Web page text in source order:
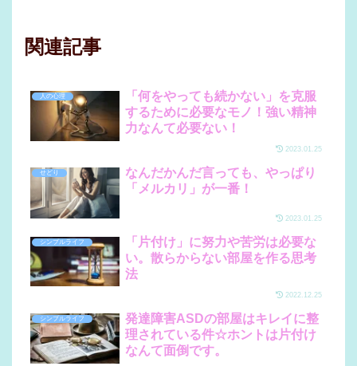
関連記事
人の心理
「何をやっても続かない」を克服
するために必要なモノ！強い精神
力なんて必要ない！
2023.01.25
せどり
なんだかんだ言っても、やっぱり
「メルカリ」が一番！
2023.01.25
シンプルライフ
「片付け」に努力や苦労は必要な
い。散らからない部屋を作る思考
法
2022.12.25
シンプルライフ
発達障害ASDの部屋はキレイに整
理されている件☆ホントは片付け
なんて面倒です。